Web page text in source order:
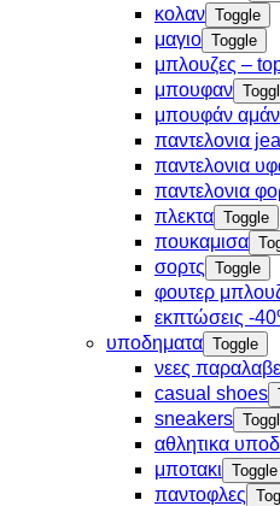
κολαν Toggle
μαγιο Toggle
μπλουζες –
μπουφαν
μπουφάν
παντελονια
παντελονια
παντελονια
πλεκτα Toggle
πουκαμισα
σορτς Toggle
φουτερ
εκπτώσεις -
υποδηματα Toggle
νεες
casual shoes
sneakers
αθλητικα
μποτακι Toggle
παντοφλες